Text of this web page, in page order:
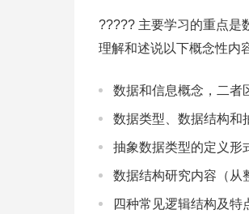
????? 主要学习的重点是
理解和述说以下概念性内
数据和信息概念，二者
数据类型、数据结构和
抽象数据类型的定义形
数据结构研究内容（从
四种常见逻辑结构及特